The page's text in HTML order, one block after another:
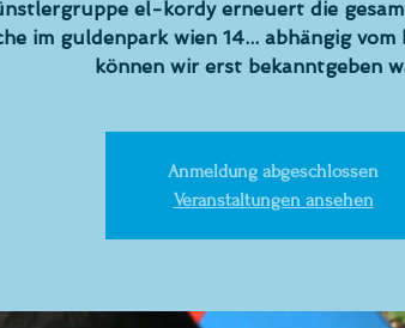
el-kordy erneuert die
im guldenpark wien 14... abhängig
können wir erst bekanntgeben
Anmeldung abgeschlossen
Veranstaltungen ansehen